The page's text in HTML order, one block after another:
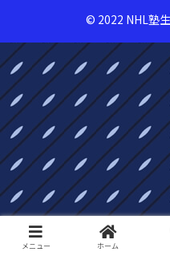
© 2022 NHL塾
メニュー ホーム